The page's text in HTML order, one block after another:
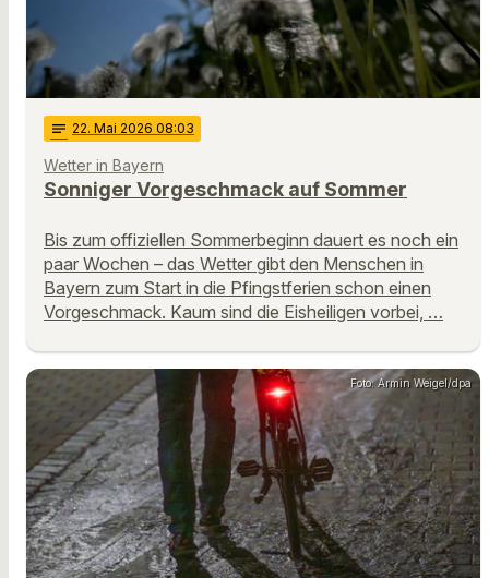
notes 22. Mai 2026 08:03
Wetter in Bayern
Sonniger Vorgeschmack auf Sommer
Bis zum offiziellen Sommerbeginn dauert es noch ein
paar Wochen – das Wetter gibt den Menschen in
Bayern zum Start in die Pfingstferien schon einen
Vorgeschmack. Kaum sind die Eisheiligen vorbei, …
Foto: Armin Weigel/dpa